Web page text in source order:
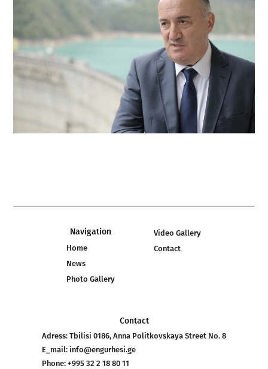
Navigation
Home
News
Photo Gallery
Video Gallery
Contact
Contact
Adress: Tbilisi 0186, Anna Politkovskaya Street No. 8
E_mail: info@engurhesi.ge
Phone: +995 32 2 18 80 11